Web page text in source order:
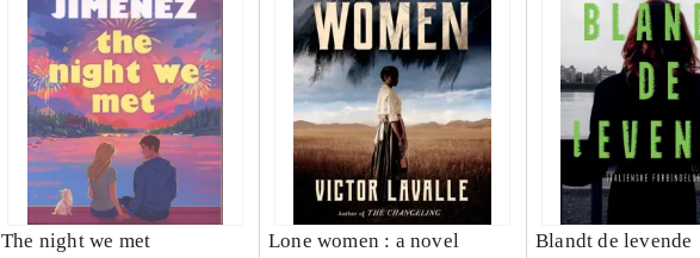
The night we met
Lone women : a novel
Blandt de levende